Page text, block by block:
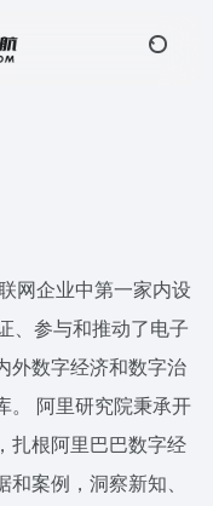
网企业中第一家内设
、参与和推动了电子
外数字经济和数字治
。 阿里研究院秉承开
扎根阿里巴巴数字经
案例，洞察新知、